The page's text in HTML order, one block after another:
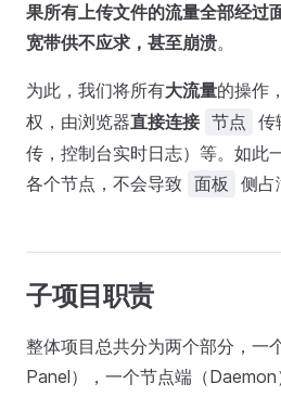
果所有上传文件的流量全部经过
宽带供不应求，甚至崩溃。
为此，我们将所有大流量的操作
权，由浏览器直接连接 节点
传
传，控制台实时日志）等。如此
各个节点，不会导致 面板 侧占
子项目职责
整体项目总共分为两个部分，一
Panel），一个节点端（Daemon